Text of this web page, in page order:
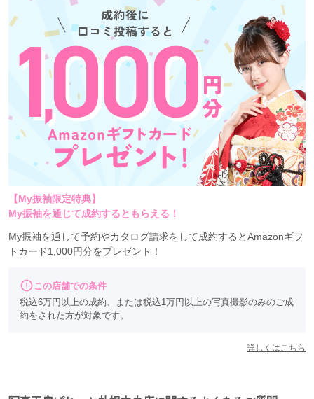
【My振袖限定特典】
My振袖を通じて成約するともらえる！
My振袖を通して予約やカタログ請求をして成約するとAmazonギフ
トカード1,000円分をプレゼント！
この店舗での条件
税込6万円以上の成約、または税込1万円以上の写真撮影のみのご成
約をされた方が対象です。
詳しくはこちら